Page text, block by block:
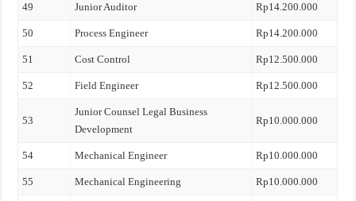
49 Junior Auditor Rp14.200.000
50 Process Engineer Rp14.200.000
51 Cost Control Rp12.500.000
52 Field Engineer Rp12.500.000
53
Junior Counsel Legal Business
Development
Rp10.000.000
54 Mechanical Engineer Rp10.000.000
55 Mechanical Engineering Rp10.000.000